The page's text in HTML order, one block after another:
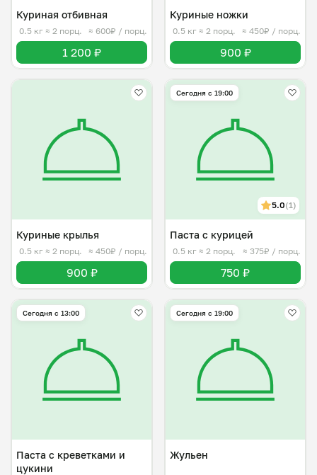
Куриная отбивная
0.5 кг ≈ 2 порц. ≈ 600₽ / порц.
1 200 ₽
Куриные ножки
0.5 кг ≈ 2 порц. ≈ 450₽ / порц.
900 ₽
Куриные крылья
0.5 кг ≈ 2 порц. ≈ 450₽ / порц.
900 ₽
Сегодня с 19:00
5.0(1)
Паста с курицей
0.5 кг ≈ 2 порц. ≈ 375₽ / порц.
750 ₽
Сегодня с 13:00
Паста с креветками и
цукини
Сегодня с 19:00
Жульен